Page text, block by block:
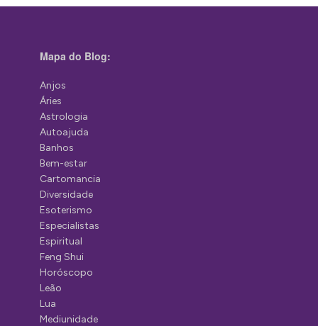
Mapa do Blog:
Anjos
Áries
Astrologia
Autoajuda
Banhos
Bem-estar
Cartomancia
Diversidade
Esoterismo
Especialistas
Espiritual
Feng Shui
Horóscopo
Leão
Lua
Mediunidade